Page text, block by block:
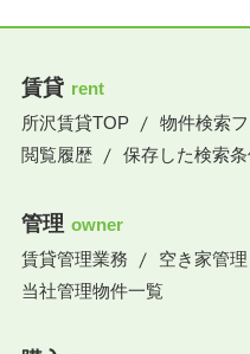
賃貸 rent
所沢賃貸TOP
物件検索
閲覧履歴
保存した検索
管理 owner
賃貸管理業務
空き家管理
当社管理物件一覧